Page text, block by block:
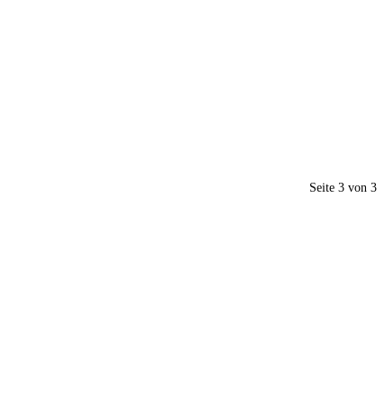
Seite 3 von 3